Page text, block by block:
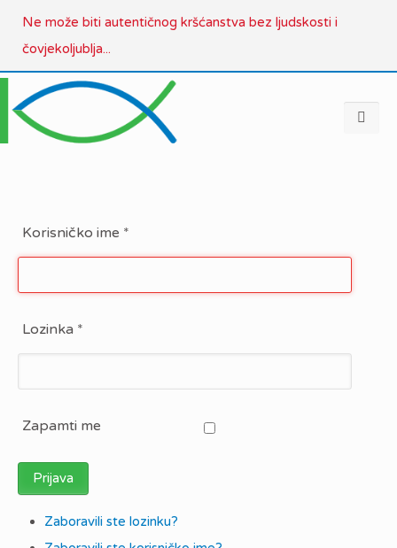
Ne može biti autentičnog kršćanstva bez ljudskosti i
čovjekoljublja...
Korisničko ime *
Lozinka *
Zapamti me
Prijava
Zaboravili ste lozinku?